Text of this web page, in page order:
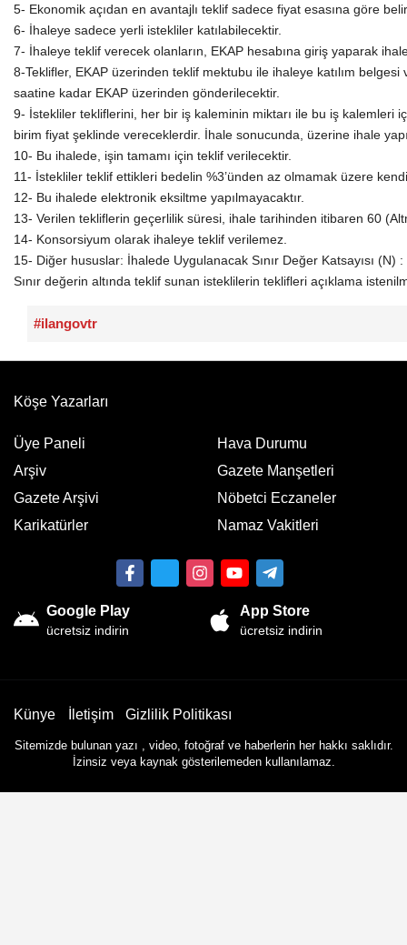
5- Ekonomik açıdan en avantajlı teklif sadece fiyat esasına göre
6- İhaleye sadece yerli istekliler katılabilecektir.
7- İhaleye teklif verecek olanların, EKAP hesabına giriş yaparak
8-Teklifler, EKAP üzerinden teklif mektubu ile ihaleye katılım
saatine kadar EKAP üzerinden gönderilecektir.
9- İstekliler tekliflerini, her bir iş kaleminin miktarı ile bu iş kalemleri
birim fiyat şeklinde vereceklerdir. İhale sonucunda, üzerine ihale
10- Bu ihalede, işin tamamı için teklif verilecektir.
11- İstekliler teklif ettikleri bedelin %3’ünden az olmamak üzere
12- Bu ihalede elektronik eksiltme yapılmayacaktır.
13- Verilen tekliflerin geçerlilik süresi, ihale tarihinden itibaren 60
14- Konsorsiyum olarak ihaleye teklif verilemez.
15- Diğer hususlar: İhalede Uygulanacak Sınır Değer Katsayısı (N) :
Sınır değerin altında teklif sunan isteklilerin teklifleri açıklama
#ilangovtr
Köşe Yazarları
Üye Paneli
Arşiv
Gazete Arşivi
Karikatürler
Hava Durumu
Gazete Manşetleri
Nöbetci Eczaneler
Namaz Vakitleri
Google Play
ücretsiz indirin
App Store
ücretsiz indirin
Künye İletişim Gizlilik Politikası
Sitemizde bulunan yazı , video, fotoğraf ve haberlerin her hakkı saklıdır.
İzinsiz veya kaynak gösterilemeden kullanılamaz.